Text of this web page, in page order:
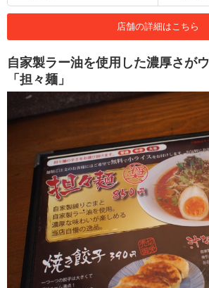
店舗の詳細はこちら
自家製ラー油を使用した濃厚さが
「担々麺」